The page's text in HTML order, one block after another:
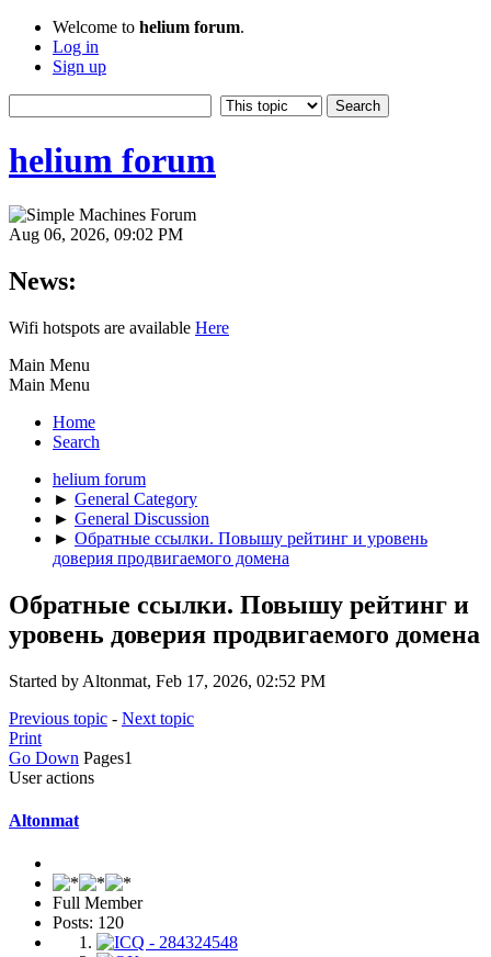
Welcome to helium forum.
Log in
Sign up
helium forum
Aug 06, 2026, 09:02 PM
News:
Wifi hotspots are available Here
Main Menu
Main Menu
Home
Search
helium forum
► General Category
► General Discussion
► Обратные ссылки. Повышу рейтинг и уровень
доверия продвигаемого домена
Обратные ссылки. Повышу рейтинг и
уровень доверия продвигаемого домена
Started by Altonmat, Feb 17, 2026, 02:52 PM
Previous topic - Next topic
Print
Go Down Pages1
User actions
Altonmat
Full Member
Posts: 120